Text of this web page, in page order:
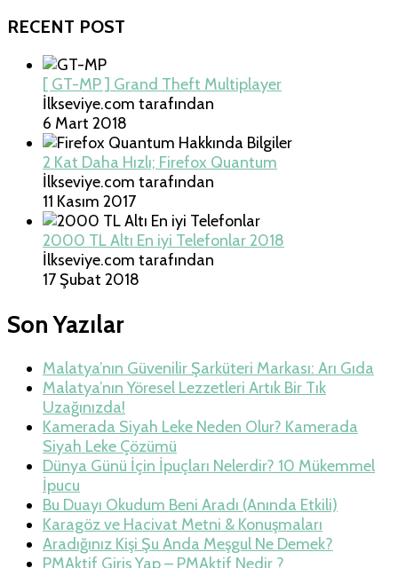
RECENT POST
[ GT-MP ] Grand Theft Multiplayer
İlkseviye.com tarafından
6 Mart 2018
2 Kat Daha Hızlı; Firefox Quantum
İlkseviye.com tarafından
11 Kasım 2017
2000 TL Altı En iyi Telefonlar 2018
İlkseviye.com tarafından
17 Şubat 2018
Son Yazılar
Malatya’nın Güvenilir Şarküteri Markası: Arı Gıda
Malatya’nın Yöresel Lezzetleri Artık Bir Tık
Uzağınızda!
Kamerada Siyah Leke Neden Olur? Kamerada
Siyah Leke Çözümü
Dünya Günü İçin İpuçları Nelerdir? 10 Mükemmel
İpucu
Bu Duayı Okudum Beni Aradı (Anında Etkili)
Karagöz ve Hacivat Metni & Konuşmaları
Aradığınız Kişi Şu Anda Meşgul Ne Demek?
PMAktif Giriş Yap – PMAktif Nedir ?